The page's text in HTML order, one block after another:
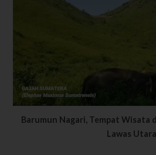
Barumun Nagari, Tempat Wisata
Lawas Utara